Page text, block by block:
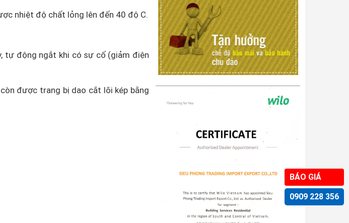
BÁO GIÁ
0909 228 356
nhiệt độ chất lỏng lên đến 40 độ C.
tự động ngắt khi có sự cố (giảm điện
còn được trang bị dao cắt lõi kép bằng